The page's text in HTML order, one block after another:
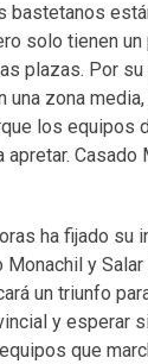
bastetanos
solo tienen un
plazas. Por
una zona
los equipos
apretar. Casado
ha fijado su
y Salar
un triunfo
y esperar
que